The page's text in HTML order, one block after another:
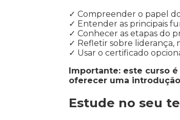
✓ Compreender o papel
✓ Entender as principais
✓ Conhecer as etapas do
✓ Refletir sobre liderança,
✓ Usar o certificado
Importante: este curso
oferecer uma
Estude no seu